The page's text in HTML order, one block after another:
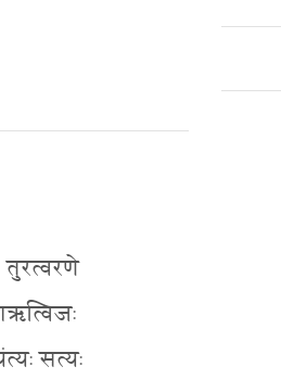
तुरत्वरणे
सत्यः